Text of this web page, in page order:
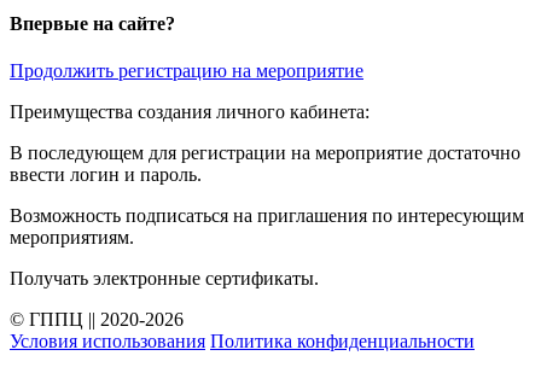
Впервые на сайте?
Продолжить регистрацию на мероприятие
Преимущества создания личного кабинета:
В последующем для регистрации на мероприятие достаточно
ввести логин и пароль.
Возможность подписаться на приглашения по интересующим
мероприятиям.
Получать электронные сертификаты.
© ГППЦ || 2020-2026
Условия использования Политика конфиденциальности